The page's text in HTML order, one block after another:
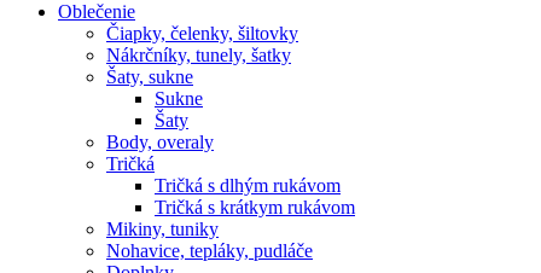
Oblečenie
Čiapky, čelenky, šiltovky
Nákrčníky, tunely, šatky
Šaty, sukne
Sukne
Šaty
Body, overaly
Tričká
Tričká s dlhým rukávom
Tričká s krátkym rukávom
Mikiny, tuniky
Nohavice, tepláky, pudláče